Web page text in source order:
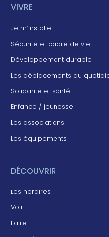
VIVRE
Je m’installe
Sécurité et cadre de vie
Développement durable
Les déplacements au
Solidarité et santé
Enfance / jeunesse
Les associations
Les équipements
DÉCOUVRIR
Les horaires
Voir
Faire